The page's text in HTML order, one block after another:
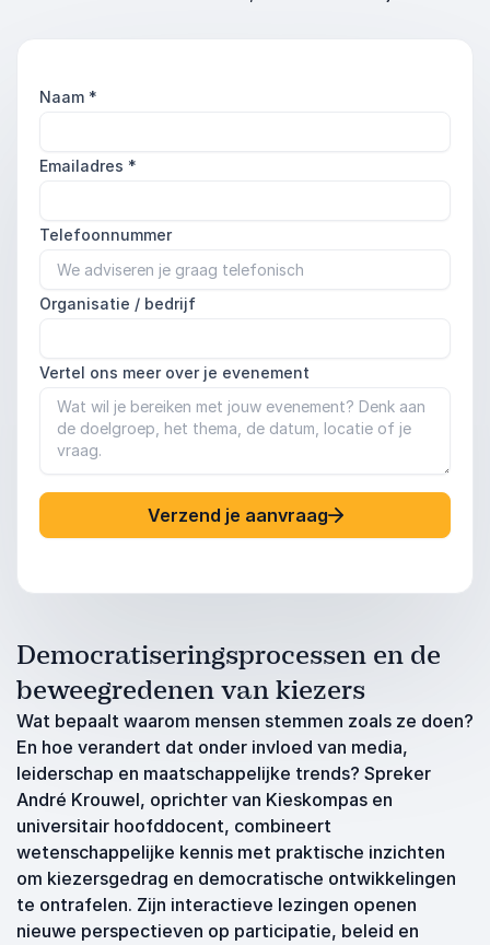
Naam *
Emailadres *
Telefoonnummer
Organisatie / bedrijf
Vertel ons meer over je evenement
Verzend je aanvraag
Democratiseringsprocessen en de
beweegredenen van kiezers
Wat bepaalt waarom mensen stemmen zoals ze doen?
En hoe verandert dat onder invloed van media,
leiderschap en maatschappelijke trends? Spreker
André Krouwel, oprichter van Kieskompas en
universitair hoofddocent, combineert
wetenschappelijke kennis met praktische inzichten
om kiezersgedrag en democratische ontwikkelingen
te ontrafelen. Zijn interactieve lezingen openen
nieuwe perspectieven op participatie, beleid en